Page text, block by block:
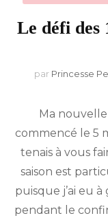
Le défi des
par Princesse
Ma nouvelle
commencé le 5
tenais à vous
saison est
puisque j’ai eu
pendant le